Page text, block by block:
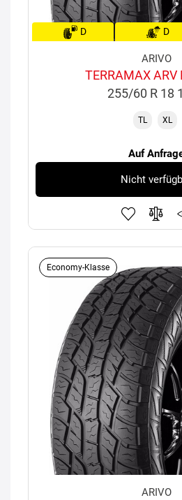
D D
ARIVO
TERRAMAX ARV
255/60 R 18
TL XL
Auf
Nicht
Economy-Klasse
ARIVO